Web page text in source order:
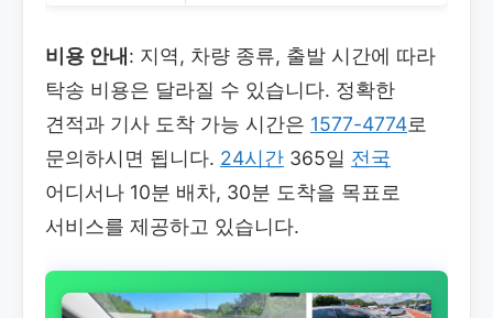
비용 안내 : 지역, 차량 종류, 출발 시간에 따라
탁송 비용은 달라질 수 있습니다. 정확한
견적과 기사 도착 가능 시간은 1577-4774로
문의하시면 됩니다. 24시간 365일 전국
어디서나 10분 배차, 30분 도착을 목표로
서비스를 제공하고 있습니다.